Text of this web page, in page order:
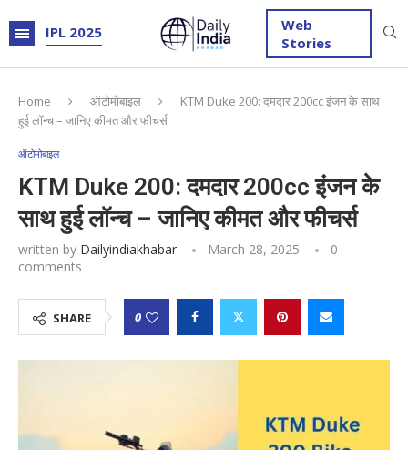
IPL 2025
Web
Stories
Home ऑटोमोबाइल
KTM Duke 200: दमदार 200cc इंजन के साथ
हुई लॉन्च – जानिए कीमत और फीचर्स
ऑटोमोबाइल
KTM Duke 200: दमदार 200cc इंजन के
साथ हुई लॉन्च – जानिए कीमत और फीचर्स
written by Dailyindiakhabar March 28, 2025
0
comments
SHARE 0